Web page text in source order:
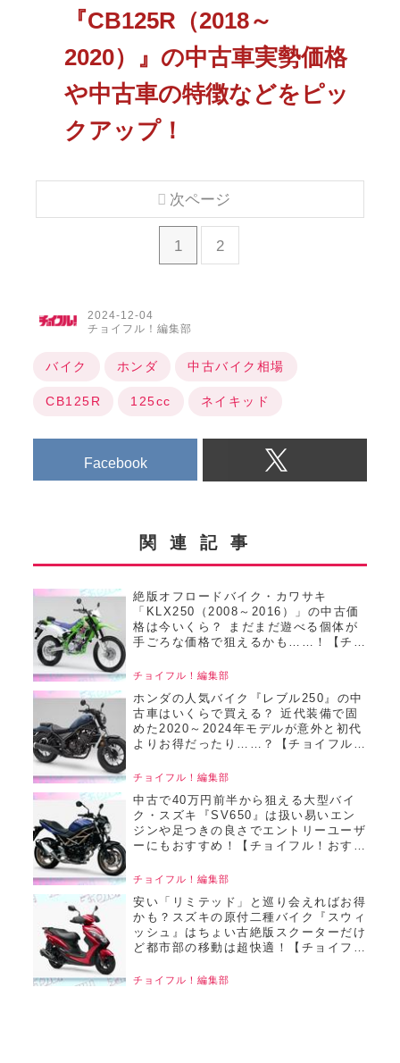
『CB125R（2018～
2020）』の中古車実勢価格
や中古車の特徴などをピッ
クアップ！
1 2
次ページ
2024-12-04
チョイフル！編集部
バイク ホンダ 中古バイク相場
CB125R 125cc ネイキッド
Facebook
関連記事
絶版オフロードバイク・カワサキ
「KLX250（2008～2016）」の中古価
格は今いくら？ まだまだ遊べる個体が
手ごろな価格で狙えるかも……！【チョ
チ／22025年8月版】
チョイフル！編集部
ホンダの人気バイク『レブル250』の中
古車はいくらで買える？ 近代装備で固
めた2020～2024年モデルが意外と初代
よりお得だったり……？【チョイフル！
2025年6月版】
チョイフル！編集部
中古で40万円前半から狙える大型バイ
ク・スズキ『SV650』は扱い易いエン
ジンや足つきの良さでエントリーユーザ
ーにもおすすめ！【チョイフル！おすす
版】
チョイフル！編集部
安い「リミテッド」と巡り会えればお得
かも？スズキの原付二種バイク『スウィ
ッシュ』はちょい古絶版スクーターだけ
ど都市部の移動は超快適！【チョイフ
2025年6月版】
チョイフル！編集部